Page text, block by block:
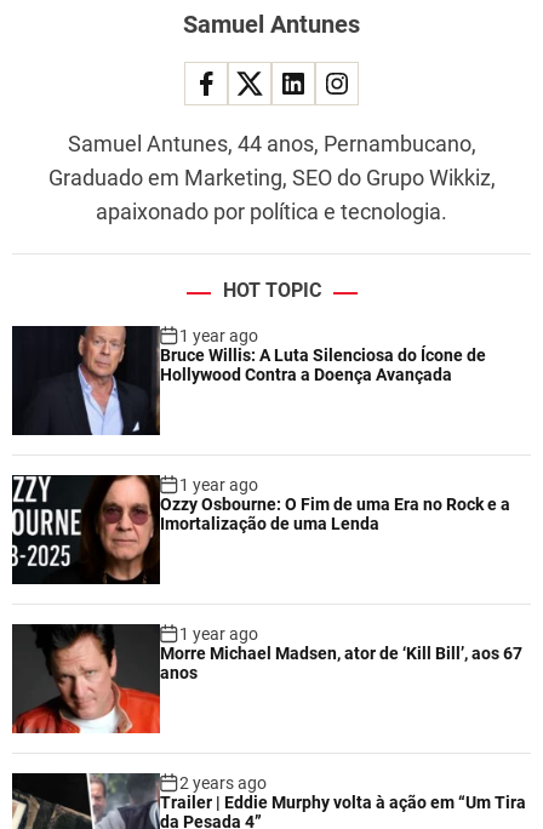
Samuel Antunes
Samuel Antunes, 44 anos, Pernambucano,
Graduado em Marketing, SEO do Grupo Wikkiz,
apaixonado por política e tecnologia.
HOT TOPIC
1 year ago
Bruce Willis: A Luta Silenciosa do Ícone de
Hollywood Contra a Doença Avançada
1 year ago
Ozzy Osbourne: O Fim de uma Era no Rock e a
Imortalização de uma Lenda
1 year ago
Morre Michael Madsen, ator de ‘Kill Bill’, aos 67
anos
2 years ago
Trailer | Eddie Murphy volta à ação em “Um Tira
da Pesada 4”